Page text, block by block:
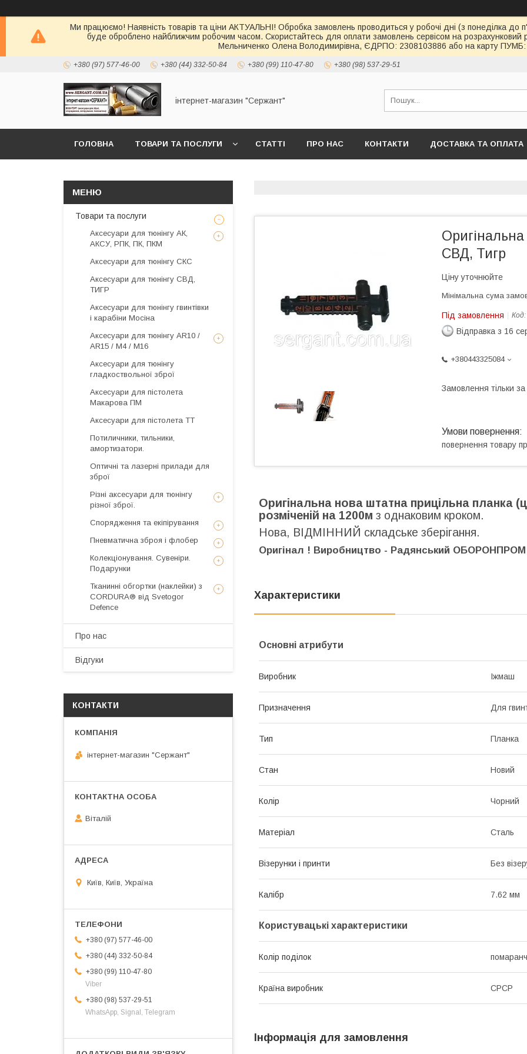
Ми працюємо! Наявність товарів та ціни АКТУАЛЬНІ! Обробка замовлень проводиться у робочі дні (з понеділка
буде оброблено найближчим робочим часом. Скористайтесь для оплати замовлень сервісом на
Мельниченко Олена Володимирівна, ЄДРПО: 2308103886 або на карту ПУМБ:
+380 (97) 577-46-00 +380 (44) 332-50-84 +380 (99) 110-47-80 +380 (98) 537-29-51
інтернет-магазин "Сержант"
ГОЛОВНА ТОВАРИ ТА ПОСЛУГИ СТАТТІ ПРО НАС КОНТАКТИ ДОСТАВКА ТА ОПЛАТА
СВД, Тигр
Ціну уточнюйте
Мінімальна сума
Під замовлення Код:
Відправка з 16
+380443325084
Замовлення тільки
повернення товару
Оригінальна нова штатна прицільна планка
розміченій на 1200м з однаковим кроком.
Нова, ВІДМІННИЙ складське зберігання.
Оригінал ! Виробництво - Радянський
Характеристики
Основні атрибути
Виробник Іжмаш
Призначення Для
Тип Планка
Стан Новий
Колір Чорний
Матеріал Сталь
Візерунки і принти Без
Калібр 7.62 мм
Користувацькі характеристики
Колір поділок
Країна виробник СРСР
Інформація для замовлення
Товари та послуги
Аксесуари для тюнінгу АК,
АКСУ, РПК, ПК, ПКМ
Аксесуари для тюнінгу СКС
Аксесуари для тюнінгу СВД,
ТИГР
Аксесуари для тюнінгу гвинтівки
і карабіни Мосіна
Аксесуари для тюнінгу AR10 /
AR15 / М4 / М16
Аксесуари для тюнінгу
гладкоствольної зброї
Аксесуари для пістолета
Макарова ПМ
Аксесуари для пістолета ТТ
Потиличники, тильники,
амортизатори.
Оптичні та лазерні прилади для
зброї
Різні аксесуари для тюнінгу
різної зброї.
Спорядження та екіпірування
Пневматична зброя і флобер
Колекціонування. Сувеніри.
Подарунки
Тканинні обгортки (наклейки) з
CORDURA® від Svetogor
Defence
Про нас
Відгуки
КОНТАКТИ
інтернет-магазин "Сержант"
Віталій
Київ, Київ, Україна
+380 (97) 577-46-00
+380 (44) 332-50-84
+380 (99) 110-47-80
Viber
+380 (98) 537-29-51
WhatsApp, Signal, Telegram